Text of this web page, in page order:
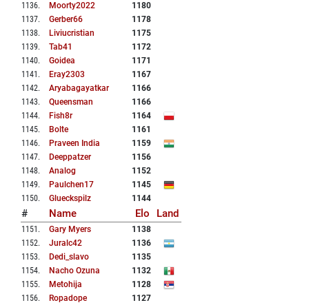
1136. Moorty2022
1180
1137. Gerber66
1178
1138. Liviucristian
1175
1139. Tab41
1172
1140. Goidea
1171
1141 . Eray2303
1167
1142. Aryabagayatkar
1166
1143. Queensman
1166
1144. Fish8r
1164
1145. Bolte
1161
1146. Praveen India
1159
1147. Deeppatzer
1156
1148. Analog
1152
1149. Paulchen17
1145
1150. Glueckspilz 1144
# Name Elo Land
1151 . Gary Myers
1138
1152. Juralc42
1136
1153. Dedi_slavo
1135
1154. Nacho Ozuna
1132
1155. Metohija
1128
1156. Ropadope
1127